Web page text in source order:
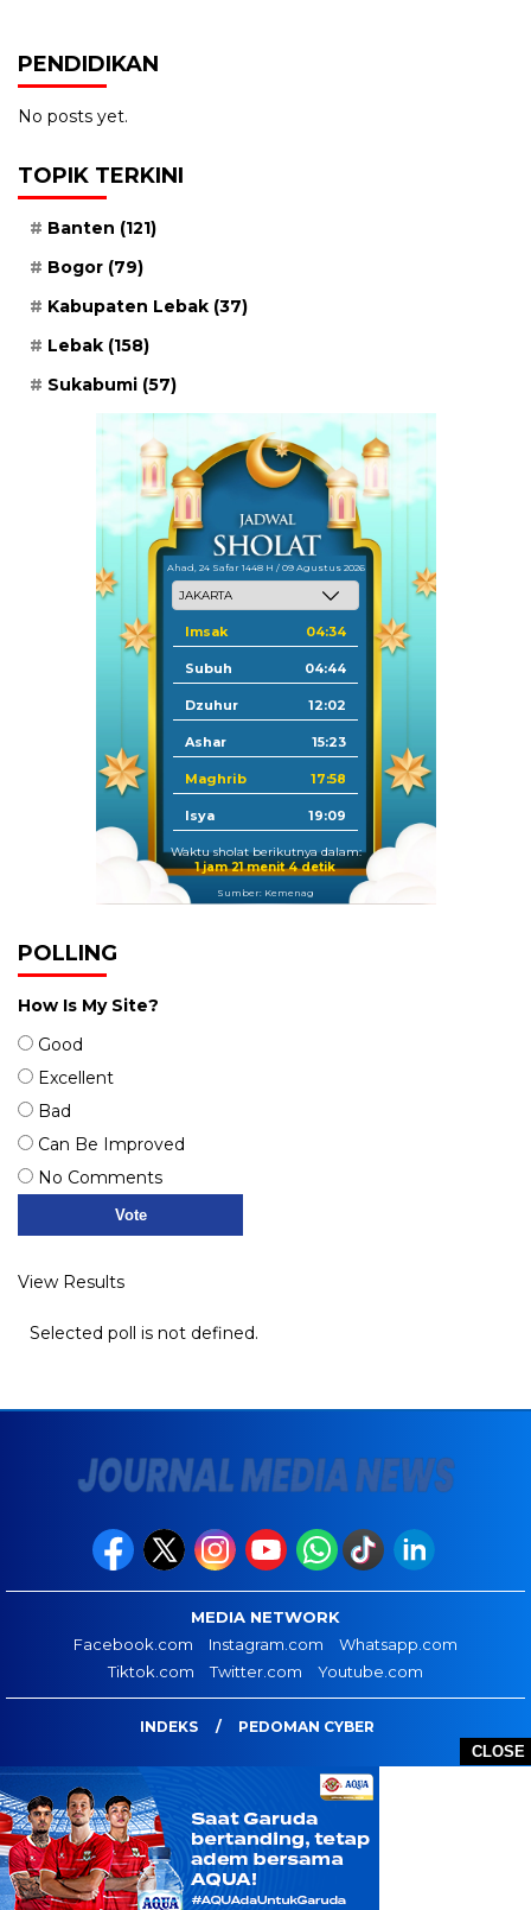
CLOSE
PENDIDIKAN
No posts yet.
TOPIK TERKINI
Banten (121)
Bogor (79)
Kabupaten Lebak (37)
Lebak (158)
Sukabumi (57)
Ahad, 24 Safar 1448 H / 09 Agustus 2026
Imsak 04:34
Subuh 04:44
Dzuhur 12:02
Ashar 15:23
Maghrib 17:58
Isya 19:09
Waktu sholat berikutnya dalam:
1 jam 21 menit 4 detik
Sumber: Kemenag
POLLING
How Is My Site?
Good
Excellent
Bad
Can Be Improved
No Comments
View Results
Selected poll is not defined.
MEDIA NETWORK
Facebook.com
Instagram.com
Whatsapp.com
Tiktok.com
Twitter.com Youtube.com
INDEKS PEDOMAN CYBER
JOURNAL MEDIA NEWS